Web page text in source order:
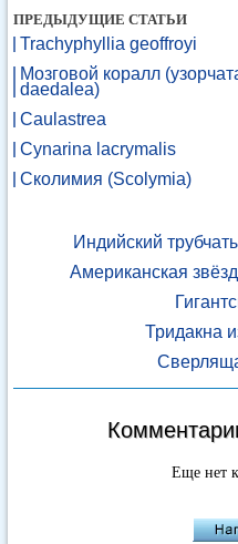
ПРЕДЫДУЩИЕ СТАТЬИ
Trachyphyllia geoffroyi
Мозговой коралл
daedalea)
Caulastrea
Cynarina lacrymalis
Сколимия (Scolymia)
Индийский
Американская
Тридакна
Еще нет